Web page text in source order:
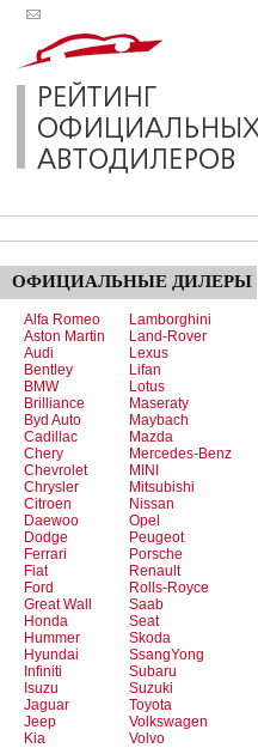
ОФИЦИАЛЬНЫЕ ДИЛЕРЫ
Alfa Romeo
Aston Martin
Audi
Bentley
BMW
Brilliance
Byd Auto
Cadillac
Chery
Chevrolet
Chrysler
Citroen
Daewoo
Dodge
Ferrari
Fiat
Ford
Great Wall
Honda
Hummer
Hyundai
Infiniti
Isuzu
Jaguar
Jeep
Kia
Lamborghini
Land-Rover
Lexus
Lifan
Lotus
Maseraty
Maybach
Mazda
Mercedes-Benz
MINI
Mitsubishi
Nissan
Opel
Peugeot
Porsche
Renault
Rolls-Royce
Saab
Seat
Skoda
SsangYong
Subaru
Suzuki
Toyota
Volkswagen
Volvo